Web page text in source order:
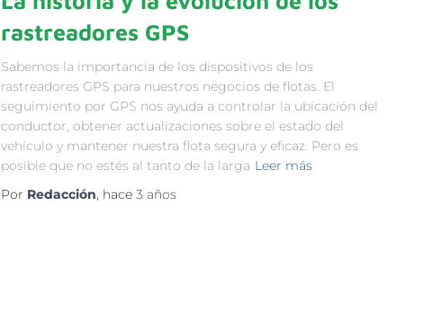
rastreadores GPS
Sabemos la importancia de los dispositivos de los
rastreadores GPS para nuestros negocios de flotas. El
seguimiento por GPS nos ayuda a controlar la ubicación del
conductor, obtener actualizaciones sobre el estado del
vehículo y mantener nuestra flota segura y eficaz. Pero es
posible que no estés al tanto de la larga Leer más
Por Redacción, hace 3 años